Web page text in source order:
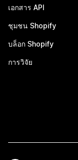
เอกสาร API
ชุมชน Shopify
บล็อก Shopify
การวิจัย